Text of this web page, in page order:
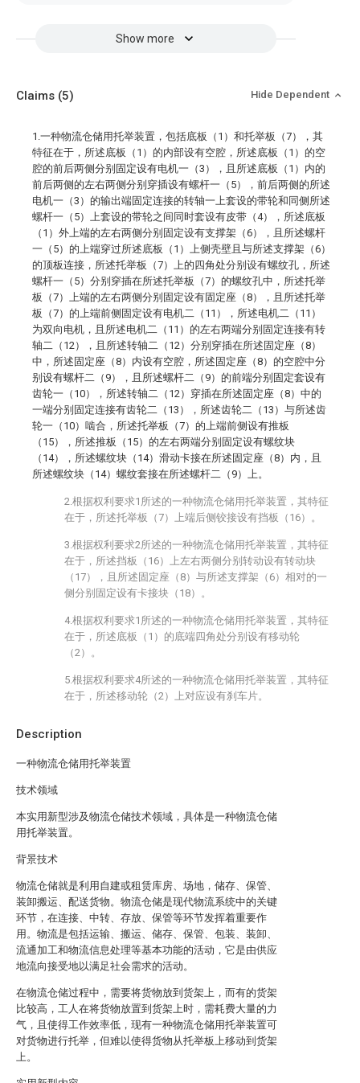
Show more
Description
一种物流仓储用托举装置
技术领域
本实用新型涉及物流仓储技术领域，具体是一种物流仓储
用托举装置。
背景技术
物流仓储就是利用自建或租赁库房、场地，储存、保管、
装卸搬运、配送货物。物流仓储是现代物流系统中的关键
环节，在连接、中转、存放、保管等环节发挥着重要作
用。物流是包括运输、搬运、储存、保管、包装、装卸、
流通加工和物流信息处理等基本功能的活动，它是由供应
地流向接受地以满足社会需求的活动。
在物流仓储过程中，需要将货物放到货架上，而有的货架
比较高，工人在将货物放置到货架上时，需耗费大量的力
气，且使得工作效率低，现有一种物流仓储用托举装置可
对货物进行托举，但难以使得货物从托举板上移动到货架
上。
Claims (5) Hide Dependent
1.一种物流仓储用托举装置，包括底板（1）和托举板（7），其
特征在于，所述底板（1）的内部设有空腔，所述底板（1）的空
腔的前后两侧分别固定设有电机一（3），且所述底板（1）内的
前后两侧的左右两侧分别穿插设有螺杆一（5），前后两侧的所述
电机一（3）的输出端固定连接的转轴一上套设的带轮和同侧所述
螺杆一（5）上套设的带轮之间同时套设有皮带（4），所述底板
（1）外上端的左右两侧分别固定设有支撑架（6），且所述螺杆
一（5）的上端穿过所述底板（1）上侧壳壁且与所述支撑架（6）
的顶板连接，所述托举板（7）上的四角处分别设有螺纹孔，所述
螺杆一（5）分别穿插在所述托举板（7）的螺纹孔中，所述托举
板（7）上端的左右两侧分别固定设有固定座（8），且所述托举
板（7）的上端前侧固定设有电机二（11），所述电机二（11）
为双向电机，且所述电机二（11）的左右两端分别固定连接有转
轴二（12），且所述转轴二（12）分别穿插在所述固定座（8）
中，所述固定座（8）内设有空腔，所述固定座（8）的空腔中分
别设有螺杆二（9），且所述螺杆二（9）的前端分别固定套设有
齿轮一（10），所述转轴二（12）穿插在所述固定座（8）中的
一端分别固定连接有齿轮二（13），所述齿轮二（13）与所述齿
轮一（10）啮合，所述托举板（7）的上端前侧设有推板
（15），所述推板（15）的左右两端分别固定设有螺纹块
（14），所述螺纹块（14）滑动卡接在所述固定座（8）内，且
所述螺纹块（14）螺纹套接在所述螺杆二（9）上。
2.根据权利要求1所述的一种物流仓储用托举装置，其特征
在于，所述托举板（7）上端后侧铰接设有挡板（16）。
3.根据权利要求2所述的一种物流仓储用托举装置，其特征
在于，所述挡板（16）上左右两侧分别转动设有转动块
（17），且所述固定座（8）与所述支撑架（6）相对的一
侧分别固定设有卡接块（18）。
4.根据权利要求1所述的一种物流仓储用托举装置，其特征
在于，所述底板（1）的底端四角处分别设有移动轮
（2）。
5.根据权利要求4所述的一种物流仓储用托举装置，其特征
在于，所述移动轮（2）上对应设有刹车片。